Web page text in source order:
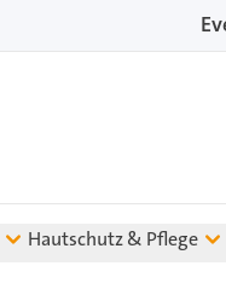
Hautschutz & Pflege